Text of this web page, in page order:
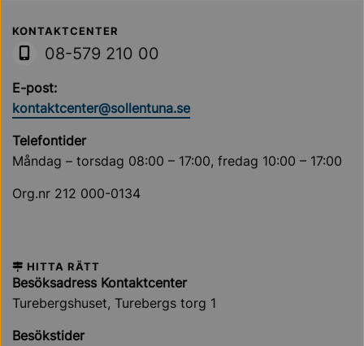
Sollentuna Kommun
KONTAKTCENTER
08-579 210 00
E-post:
kontaktcenter@sollentuna.se
Telefontider
Måndag – torsdag 08:00 – 17:00, fredag 10:00 – 17:00
Org.nr 212 000-0134
HITTA RÄTT
Besöksadress Kontaktcenter
Turebergshuset, Turebergs torg 1
Besökstider